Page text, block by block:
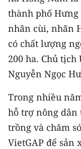
Media Xã hội
Media Pháp luật
Media Du lịch
Media Thế giới
Media Thể thao
Media Giáo dục
Media Y tế
thành phố
nhãn cùi, nhãn
có chất lượng
200 ha. Chủ
Nguyễn Ngọc
Trong nhiều
hỗ trợ nông dân
trồng và chăm
VietGAP để sản